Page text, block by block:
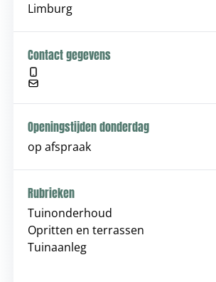
Limburg
Contact gegevens
Openingstijden donderdag
op afspraak
Rubrieken
Tuinonderhoud
Opritten en terrassen
Tuinaanleg